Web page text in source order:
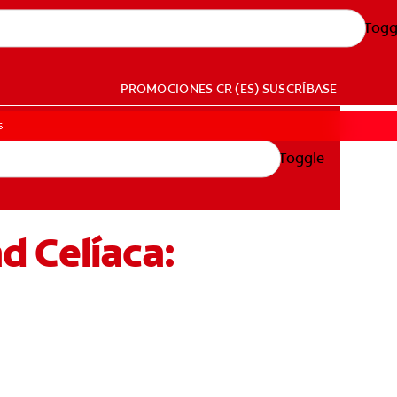
PROMOCIONES CR (ES) SUSCRÍBASE
Toggle
Celíaca: